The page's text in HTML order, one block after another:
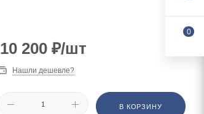
10 200 ₽/шт
Нашли дешевле?
В КОРЗИНУ
0